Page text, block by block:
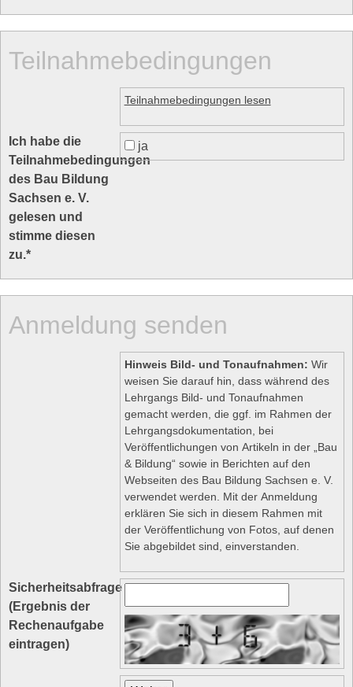
Teilnahmebedingungen
Teilnahmebedingungen lesen
Ich habe die
Teilnahmebedingungen
des Bau Bildung
Sachsen e. V.
gelesen und
stimme diesen
zu.*
ja
Anmeldung senden
Hinweis Bild- und Tonaufnahmen: Wir
weisen Sie darauf hin, dass während des
Lehrgangs Bild- und Tonaufnahmen
gemacht werden, die ggf. im Rahmen der
Lehrgangsdokumentation, bei
Veröffentlichungen von Artikeln in der „Bau
& Bildung“ sowie in Berichten auf den
Webseiten des Bau Bildung Sachsen e. V.
verwendet werden. Mit der Anmeldung
erklären Sie sich in diesem Rahmen mit
der Veröffentlichung von Fotos, auf denen
Sie abgebildet sind, einverstanden.
Sicherheitsabfrage
(Ergebnis der
Rechenaufgabe
eintragen)